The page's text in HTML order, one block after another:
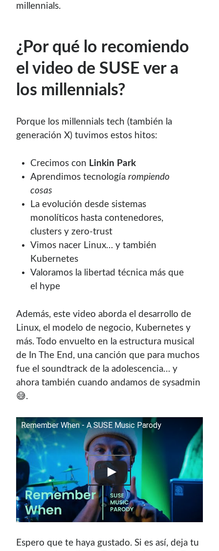
millennials.
¿Por qué lo recomiendo
el video de SUSE ver a
los millennials?
Porque los millennials tech (también la
generación X) tuvimos estos hitos:
Crecimos con Linkin Park
Aprendimos tecnología rompiendo
cosas
La evolución desde sistemas
monolíticos hasta contenedores,
clusters y zero-trust
Vimos nacer Linux… y también
Kubernetes
Valoramos la libertad técnica más que
el hype
Además, este video aborda el desarrollo de
Linux, el modelo de negocio, Kubernetes y
más. Todo envuelto en la estructura musical
de In The End, una canción que para muchos
fue el soundtrack de la adolescencia… y
ahora también cuando andamos de sysadmin
😅.
Remember When - A SUSE Music Parody
Espero que te haya gustado. Si es así, deja tu